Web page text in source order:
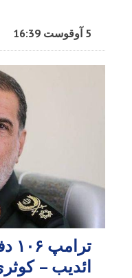
5 آوقوست 16:39
ائدیب –